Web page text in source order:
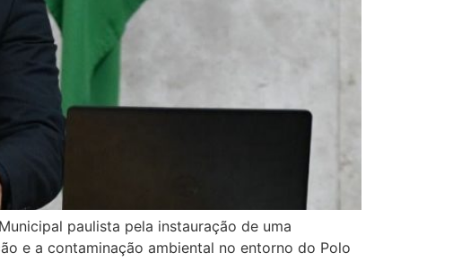
paulista pela instauração de uma
e a contaminação ambiental no entorno do Polo